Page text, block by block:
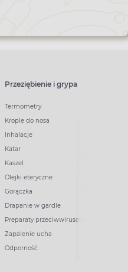
Przeziębienie i grypa
Termometry
Krople do nosa
Inhalacje
Katar
Kaszel
Olejki eteryczne
Gorączka
Drapanie w gardle
Preparaty przeciwwirusowe
Zapalenie ucha
Odporność